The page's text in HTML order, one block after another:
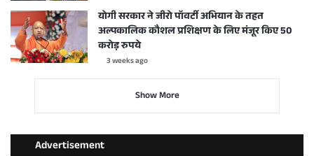
योगी सरकार ने जीरो पॉवर्टी अभियान के तहत
अल्पकालिक कौशल प्रशिक्षण के लिए मंजूर किए 50
करोड़ रुपये
3 weeks ago
Show More
Advertisement